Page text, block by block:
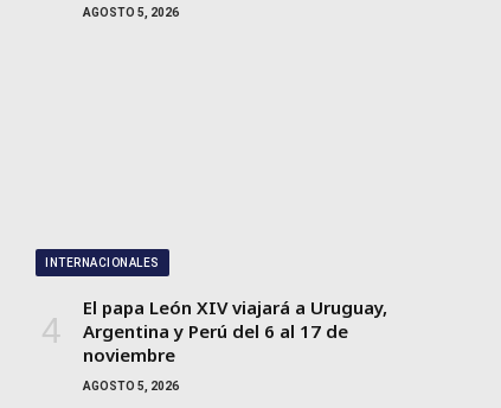
AGOSTO 5, 2026
INTERNACIONALES
El papa León XIV viajará a Uruguay,
Argentina y Perú del 6 al 17 de
noviembre
AGOSTO 5, 2026